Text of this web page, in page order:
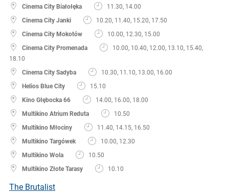
Cinema City Białołęka
11.30, 14.00
Cinema City Janki
10.20, 11.40, 15.20, 17.50
Cinema City Mokotów
10.00, 12.30, 15.00
Cinema City Promenada
10.00, 10.40, 12.00, 13.10, 15.40,
18.10
Cinema City Sadyba
10.30, 11.10, 13.00, 16.00
Helios Blue City
15.10
Kino Głębocka 66
14.00, 16.00, 18.00
Multikino Atrium Reduta
10.50
Multikino Młociny
11.40, 14.15, 16.50
Multikino Targówek
10.00, 12.30
Multikino Wola
10.50
Multikino Złote Tarasy
10.10
The Brutalist